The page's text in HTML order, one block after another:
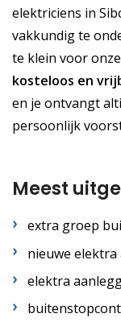
elektriciens in
vakkundig te
te klein voor
kosteloos en
en je ontvangt
persoonlijk
Meest
extra groep
nieuwe elektra
elektra